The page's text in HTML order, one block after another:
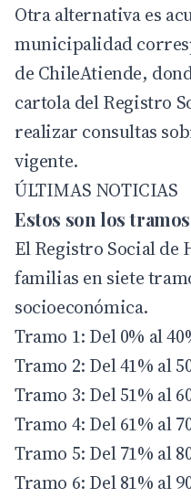
Otra alternativa es
municipalidad
de ChileAtiende,
cartola del Registro
realizar consultas
vigente.
ÚLTIMAS NOTICIAS
Estos son los
El Registro Social de
familias en siete
socioeconómica.
Tramo 1: Del 0% al
Tramo 2: Del 41% al
Tramo 3: Del 51% al
Tramo 4: Del 61% al
Tramo 5: Del 71% al
Tramo 6: Del 81% al